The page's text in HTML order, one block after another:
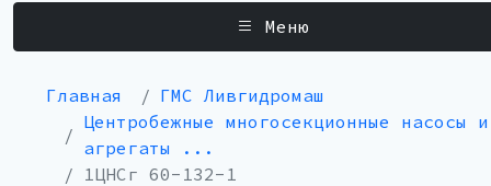
Меню
Главная
ГМС Ливгидромаш
Центробежные многосекционные насосы и
агрегаты ...
1ЦНСг 60-132-1